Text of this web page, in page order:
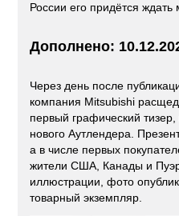
России его придётся
Дополнено:
Через день после
компания Mitsubishi
первый графический
нового Аутлендера.
а в числе первых
жители США, Канады и
иллюстрации, фото
товарный экземпляр.